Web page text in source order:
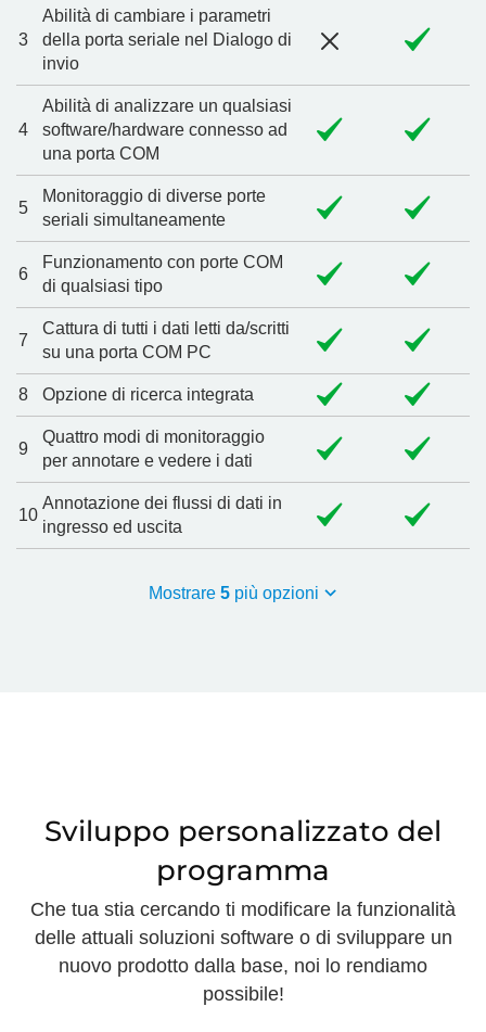
3
Abilità di cambiare i parametri
della porta seriale nel Dialogo di
invio
4
Abilità di analizzare un qualsiasi
software/hardware connesso ad
una porta COM
5
Monitoraggio di diverse porte
seriali simultaneamente
6
Funzionamento con porte COM
di qualsiasi tipo
7
Cattura di tutti i dati letti da/scritti
su una porta COM PC
8 Opzione di ricerca integrata
9
Quattro modi di monitoraggio
per annotare e vedere i dati
10
Annotazione dei flussi di dati in
ingresso ed uscita
Mostrare 5 più opzioni
Sviluppo personalizzato del
programma
Che tua stia cercando ti modificare la funzionalità
delle attuali soluzioni software o di sviluppare un
nuovo prodotto dalla base, noi lo rendiamo
possibile!